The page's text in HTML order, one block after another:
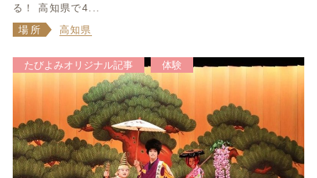
る！ 高知県で4...
場所
高知県
たびよみオリジナル記事 体験